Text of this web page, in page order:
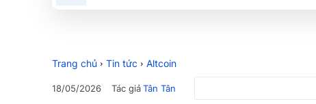
Trang chủ Tin tức Altcoin
18/05/2026 Tác giảTân Tân